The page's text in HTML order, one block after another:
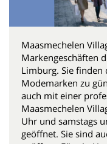
Maasmechelen
Markengeschäften
Limburg. Sie
Modemarken zu
auch mit einer
Maasmechelen
Uhr und samstags
geöffnet. Sie sind